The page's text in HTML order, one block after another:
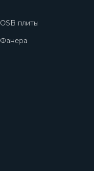
OSB плиты
Фанера